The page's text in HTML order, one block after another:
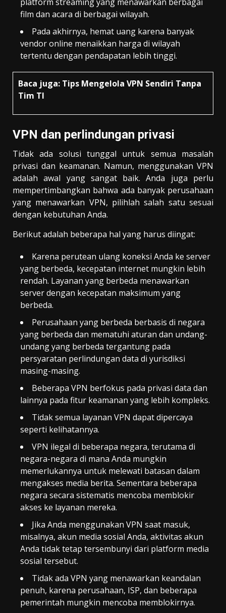
film dan acara di berbagai wilayah.
Pada akhirnya, hemat uang karena banyak
vendor online menaikkan harga di wilayah
tertentu dengan pendapatan lebih tinggi.
Baca juga: Tips Mengelola VPN Sendiri Tanpa
Tim TI
VPN dan perlindungan privasi
Tidak ada solusi tunggal untuk semua masalah
privasi dan keamanan. Namun, menggunakan VPN
adalah awal yang sangat baik. Anda juga perlu
mempertimbangkan bahwa ada banyak perusahaan
yang menawarkan VPN, pilihlah salah satu sesuai
dengan kebutuhan Anda.
Berikut adalah beberapa hal yang harus diingat:
Karena perutean ulang koneksi Anda ke server
yang berbeda, kecepatan internet mungkin lebih
rendah. Layanan yang berbeda menawarkan
server dengan kecepatan maksimum yang
berbeda.
Perusahaan yang berbeda berbasis di negara
yang berbeda dan mematuhi aturan dan undang-
undang yang berbeda tergantung pada
persyaratan perlindungan data di yurisdiksi
masing-masing.
Beberapa VPN berfokus pada privasi data dan
lainnya pada fitur keamanan yang lebih kompleks.
Tidak semua layanan VPN dapat dipercaya
seperti kelihatannya.
VPN ilegal di beberapa negara, terutama di
negara-negara di mana Anda mungkin
memerlukannya untuk melewati batasan dalam
mengakses media berita. Sementara beberapa
negara secara sistematis mencoba memblokir
akses ke layanan mereka.
Jika Anda menggunakan VPN saat masuk,
misalnya, akun media sosial Anda, aktivitas akun
Anda tidak tetap tersembunyi dari platform media
sosial tersebut.
Tidak ada VPN yang menawarkan keandalan
penuh, karena perusahaan, ISP, dan beberapa
pemerintah mungkin mencoba memblokirnya.